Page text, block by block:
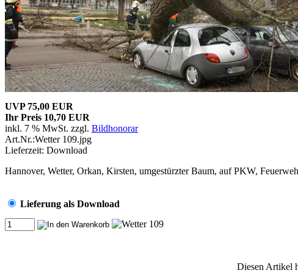
UVP 75,00 EUR
Ihr Preis 10,70 EUR
inkl. 7 % MwSt. zzgl. Bildhonorar
Art.Nr.:Wetter 109.jpg
Lieferzeit: Download
Hannover, Wetter, Orkan, Kirsten, umgestürzter Baum, auf PKW,
Lieferung als Download
Diesen Artikel